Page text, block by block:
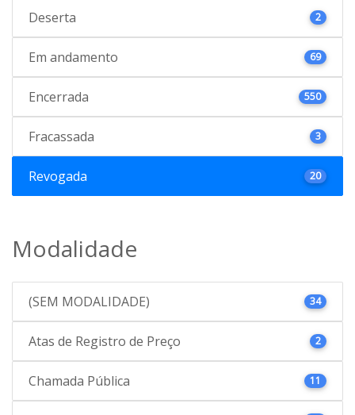
Deserta 2
Em andamento 69
Encerrada 550
Fracassada 3
Revogada 20
Modalidade
(SEM MODALIDADE) 34
Atas de Registro de Preço 2
Chamada Pública 11